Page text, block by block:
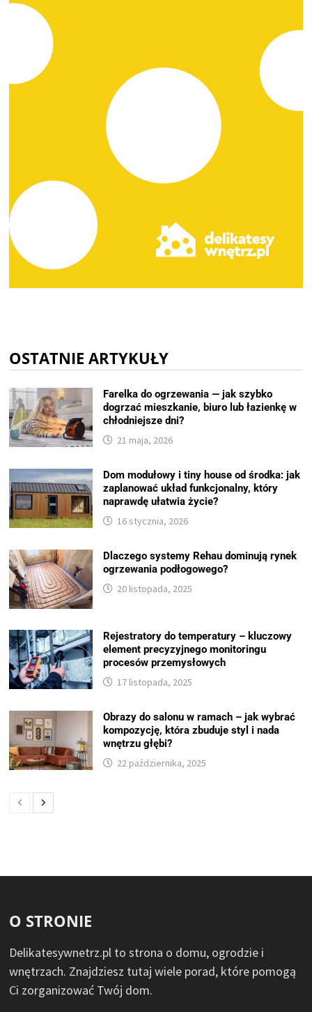
OSTATNIE ARTYKUŁY
Farelka do ogrzewania — jak szybko
dogrzać mieszkanie, biuro lub łazienkę w
chłodniejsze dni?
21 maja, 2026
Dom modułowy i tiny house od środka: jak
zaplanować układ funkcjonalny, który
naprawdę ułatwia życie?
16 stycznia, 2026
Dlaczego systemy Rehau dominują rynek
ogrzewania podłogowego?
20 listopada, 2025
Rejestratory do temperatury – kluczowy
element precyzyjnego monitoringu
procesów przemysłowych
17 listopada, 2025
Obrazy do salonu w ramach – jak wybrać
kompozycję, która zbuduje styl i nada
wnętrzu głębi?
22 października, 2025
O STRONIE
Delikatesywnetrz.pl to strona o domu, ogrodzie i
wnętrzach. Znajdziesz tutaj wiele porad, które pomogą
Ci zorganizować Twój dom.